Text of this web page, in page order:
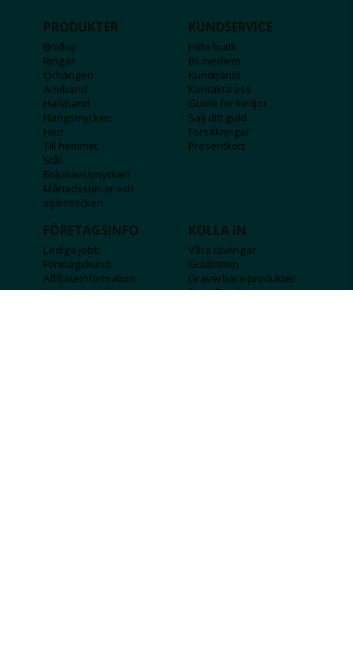
PRODUKTER
Bröllop
Ringar
Örhängen
Armband
Halsband
Hängsmycken
Herr
Till hemmet
Stål
Bokstavssmycken
Månadsstenar och
stjärntecken
KUNDSERVICE
Hitta butik
Bli medlem
Kundtjänst
Kontakta oss
Guide för kedjor
Sälj ditt guld
Försäkringar
Presentkort
FÖRETAGSINFO
Lediga jobb
Företagskund
Affiliateinformation
Integritetspolicy
KOLLA IN
Våra tävlingar
Guldlotten
Graverbara produkter
Rosa Bandet